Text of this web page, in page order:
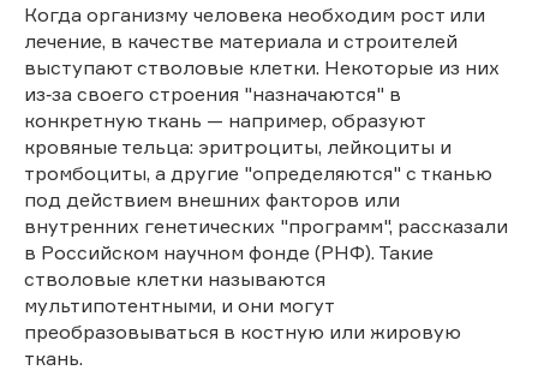
Когда организму человека необходим рост или
лечение, в качестве материала и строителей
выступают стволовые клетки. Некоторые из них
из‑за своего строения "назначаются" в
конкретную ткань — например, образуют
кровяные тельца: эритроциты, лейкоциты и
тромбоциты, а другие "определяются" с тканью
под действием внешних факторов или
внутренних генетических "программ", рассказали
в Российском научном фонде (РНФ). Такие
стволовые клетки называются
мультипотентными, и они могут
преобразовываться в костную или жировую
ткань.